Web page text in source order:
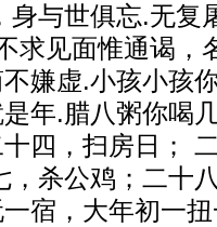
身与世俱忘.无复
求见面惟通谒，
嫌虚.小孩小孩
年.腊八粥你喝
四，扫房日；
，杀公鸡；二十
宿，大年初一